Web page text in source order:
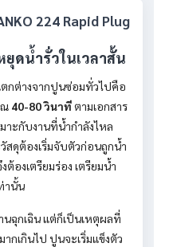
224 Rapid Plug
ยุดน้ำรั่วในเวลาสั้น
กต่างจากปูนซ่อมทั่วไปคือ
ณ 40-80 วินาทีตามเอกสาร
าะกับงานที่น้ำกำลังไหล
สดุต้องเริ่มจับตัวก่อนถูกน้ำ
องเตรียมร่อง เตรียมน้ำ
านั้น
นฉุกเฉิน แต่ก็เป็นเหตุผลที่
กเกินไป ปูนจะเริ่มแข็งตัว